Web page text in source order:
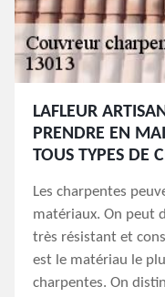
LAFLEUR
PRENDRE EN
TOUS TYPES DE
Les charpentes
matériaux. On peut
très résistant et
est le matériau le
charpentes. On